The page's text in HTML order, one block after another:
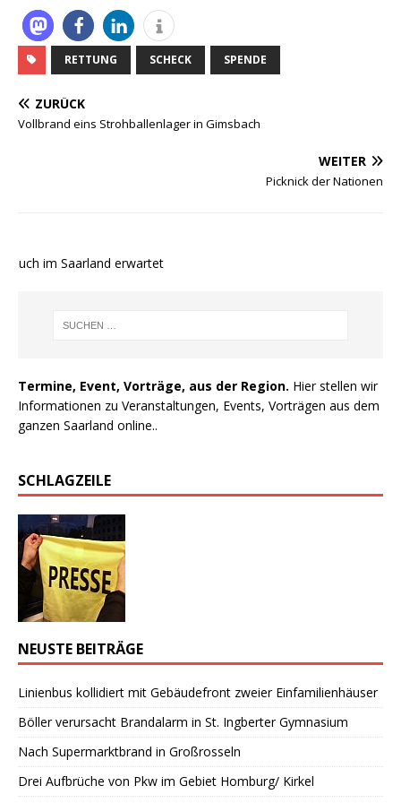
RETTUNG SCHECK SPENDE
ZURÜCK
Vollbrand eins Strohballenlager in Gimsbach
WEITER
Picknick der Nationen
im Saarland erwartet
Termine, Event, Vorträge, aus der Region. Hier stellen wir
Informationen zu Veranstaltungen, Events, Vorträgen aus dem
ganzen Saarland online..
SCHLAGZEILE
NEUSTE BEITRÄGE
Linienbus kollidiert mit Gebäudefront zweier Einfamilienhäuser
Böller verursacht Brandalarm in St. Ingberter Gymnasium
Nach Supermarktbrand in Großrosseln
Drei Aufbrüche von Pkw im Gebiet Homburg/ Kirkel